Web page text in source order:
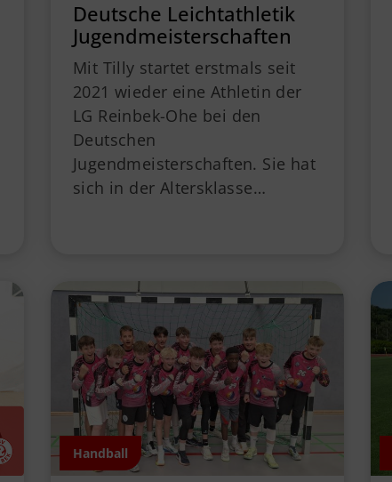
Deutsche Leichtathletik
Jugendmeisterschaften
Mit Tilly startet erstmals seit
2021 wieder eine Athletin der
LG Reinbek-Ohe bei den
Deutschen
Jugendmeisterschaften. Sie hat
sich in der Altersklasse…
Handball